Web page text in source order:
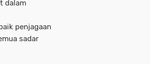
dalam
penjagaan
sadar